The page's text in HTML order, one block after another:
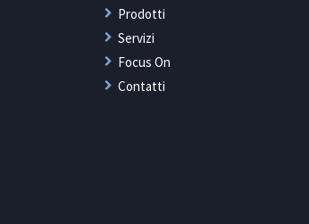
Prodotti
Servizi
Focus On
Contatti